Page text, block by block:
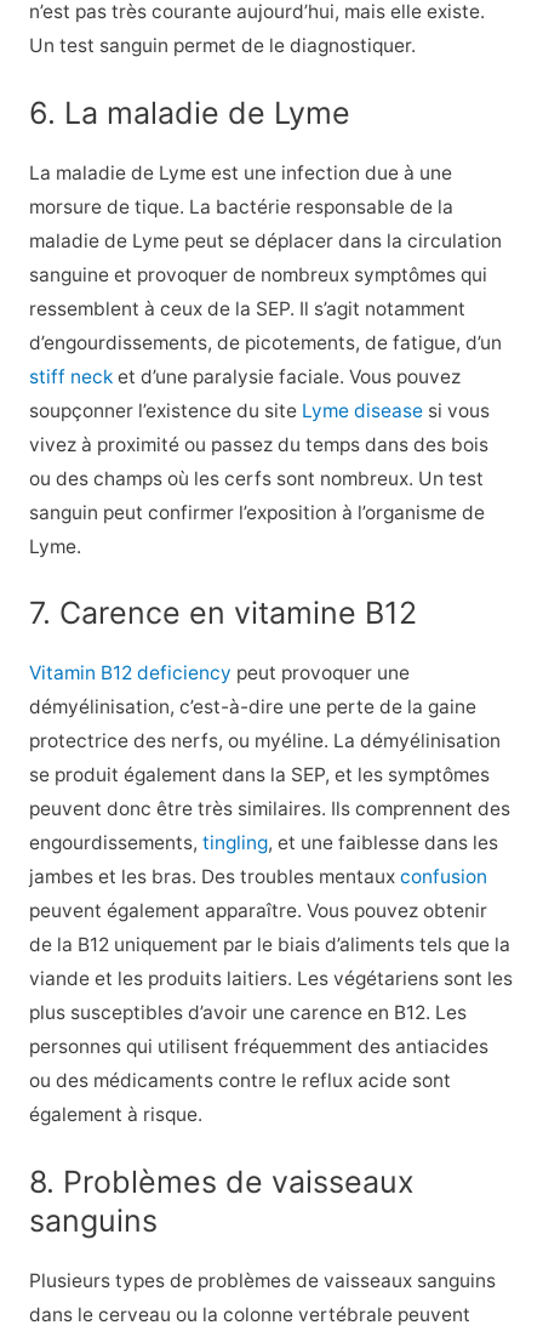
n’est pas très courante aujourd’hui, mais elle existe.
Un test sanguin permet de le diagnostiquer.
6. La maladie de Lyme
La maladie de Lyme est une infection due à une
morsure de tique. La bactérie responsable de la
maladie de Lyme peut se déplacer dans la circulation
sanguine et provoquer de nombreux symptômes qui
ressemblent à ceux de la SEP. Il s’agit notamment
d’engourdissements, de picotements, de fatigue, d’un
stiff necket d’une paralysie faciale. Vous pouvez
soupçonner l’existence du site Lyme diseasesi vous
vivez à proximité ou passez du temps dans des bois
ou des champs où les cerfs sont nombreux. Un test
sanguin peut confirmer l’exposition à l’organisme de
Lyme.
7. Carence en vitamine B12
Vitamin B12 deficiency peut provoquer une
démyélinisation, c’est-à-dire une perte de la gaine
protectrice des nerfs, ou myéline. La démyélinisation
se produit également dans la SEP, et les symptômes
peuvent donc être très similaires. Ils comprennent des
engourdissements, tingling, et une faiblesse dans les
jambes et les bras. Des troubles mentaux confusion
peuvent également apparaître. Vous pouvez obtenir
de la B12 uniquement par le biais d’aliments tels que la
viande et les produits laitiers. Les végétariens sont les
plus susceptibles d’avoir une carence en B12. Les
personnes qui utilisent fréquemment des antiacides
ou des médicaments contre le reflux acide sont
également à risque.
8. Problèmes de vaisseaux
sanguins
Plusieurs types de problèmes de vaisseaux sanguins
dans le cerveau ou la colonne vertébrale peuvent